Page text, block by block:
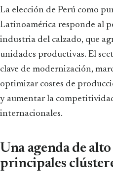
La elección de Perú como
Latinoamérica responde al
industria del calzado, que
unidades productivas. El
clave de modernización,
optimizar costes de
y aumentar la
internacionales.
Una agenda de
principales